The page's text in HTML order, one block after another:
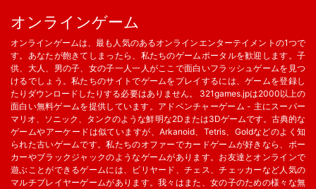
オンラインゲーム
オンラインゲームは、最も人気のあるオンラインエンターテイメントの1つで
す。あなたが飽きてしまったら、私たちのゲームポータルを歓迎します。子
供、大人、男の子、女の子一人一人がここで面白いフラッシュゲームを見つ
けるでしょう。私たちのサイトでゲームをプレイするには、ゲームを登録し
たりダウンロードしたりする必要はありません。 321games.jpは2000以上の
面白い無料ゲームを提供しています。アドベンチャーゲーム - 主にスーパー
マリオ、ソニック、タンクのような鮮明な2Dまたは3Dゲームです。古典的な
ゲームやアーケードは似ていますが、Arkanoid、Tetris、Goldなどのよく知
られた古いゲームです。私たちのオファーでカードゲームが好きなら、ポー
カーやブラックジャックのようなゲームがあります。お友達とオンラインで
遊ぶことができるゲームには、ビリヤード、チェス、チェッカーなど人気の
マルチプレイヤーゲームがあります。我々はまた、女の子のための様々な無